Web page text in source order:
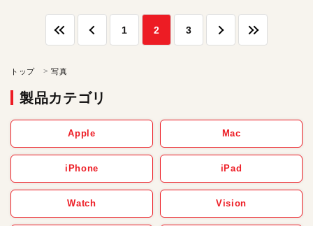
1 2 3
トップ 写真
製品カテゴリ
Apple Mac
iPhone iPad
Watch Vision